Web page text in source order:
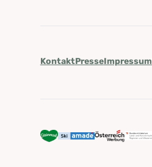
KontaktPresseImpressum